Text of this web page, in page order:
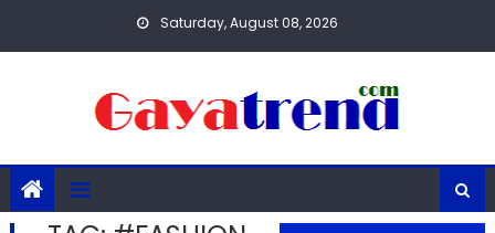
Saturday, August 08, 2026